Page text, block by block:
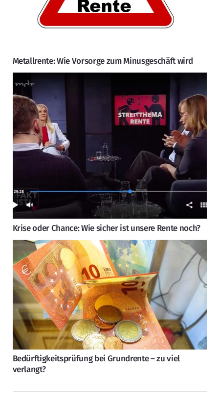
Metallrente: Wie Vorsorge zum Minusgeschäft wird
Krise oder Chance: Wie sicher ist unsere Rente noch?
Bedürftigkeitsprüfung bei Grundrente – zu viel
verlangt?